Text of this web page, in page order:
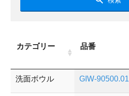
カテゴリー 品番
洗面ボウル GIW-90500.01